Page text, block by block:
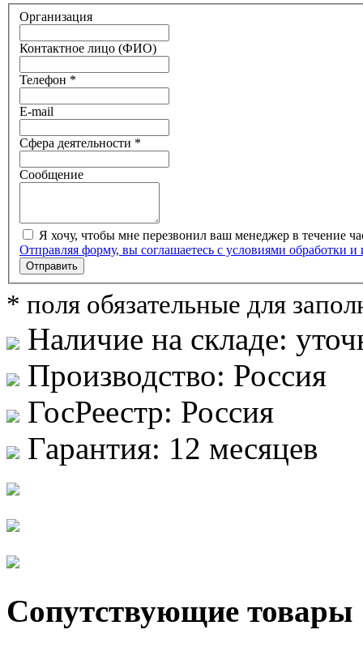
Организация
Контактное лицо (ФИО)
Телефон *
E-mail
Сфера деятельности *
Сообщение
Я хочу, чтобы мне перезвонил ваш менеджер в течение
Отправляя форму, вы соглашаетесь с условиями обработки
Отправить
* поля обязательные для
Наличие на складе:
Производство: Россия
ГосРеестр: Россия
Гарантия: 12 месяцев
Сопутствующие товары